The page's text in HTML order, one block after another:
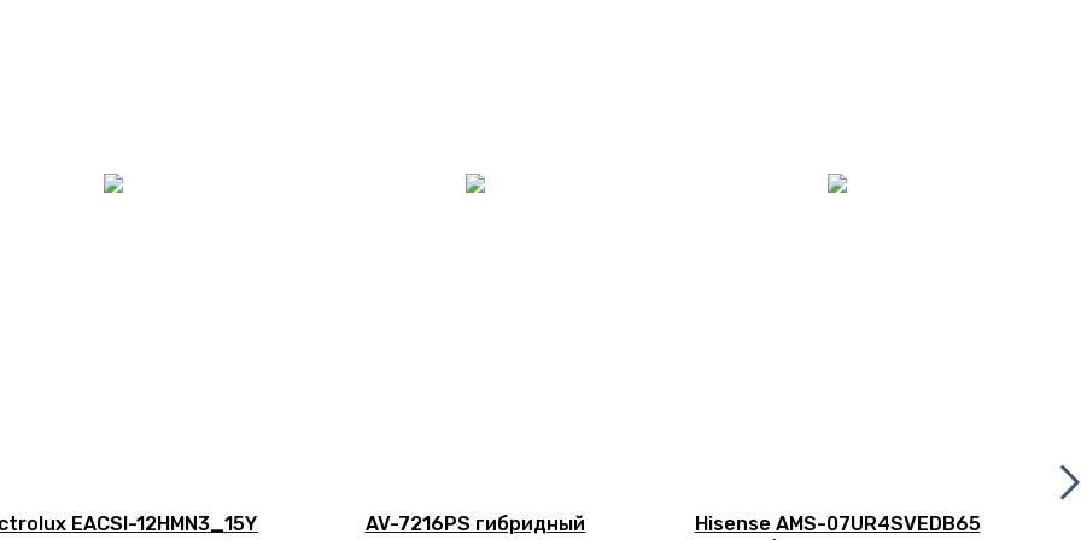
EACSI-12HMN3_15Y AV-7216PS гибридный
Hisense AMS-07UR4SVEDB65